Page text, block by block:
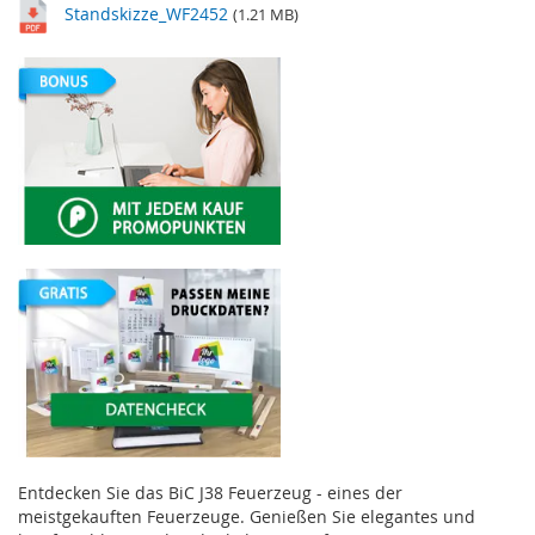
Standskizze_WF2452 (1.21 MB)
Entdecken Sie das BiC J38 Feuerzeug - eines der
meistgekauften Feuerzeuge. Genießen Sie elegantes und